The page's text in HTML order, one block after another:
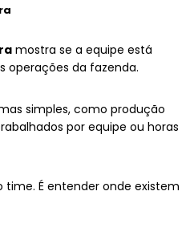
mostra se a equipe está
operações da fazenda.
simples, como produção
por equipe ou horas
time. É entender onde existem